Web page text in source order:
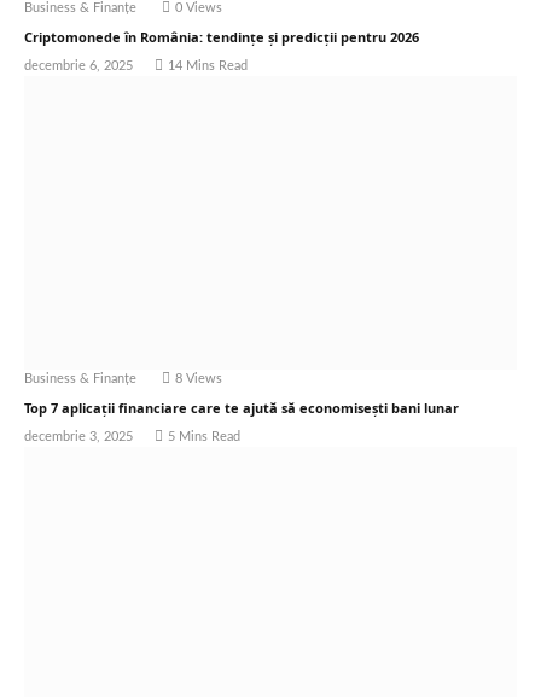
Business & Finanțe 0 Views
Criptomonede în România: tendințe și predicții pentru 2026
decembrie 6, 2025 14 Mins Read
Business & Finanțe 8 Views
Top 7 aplicații financiare care te ajută să economisești bani lunar
decembrie 3, 2025 5 Mins Read